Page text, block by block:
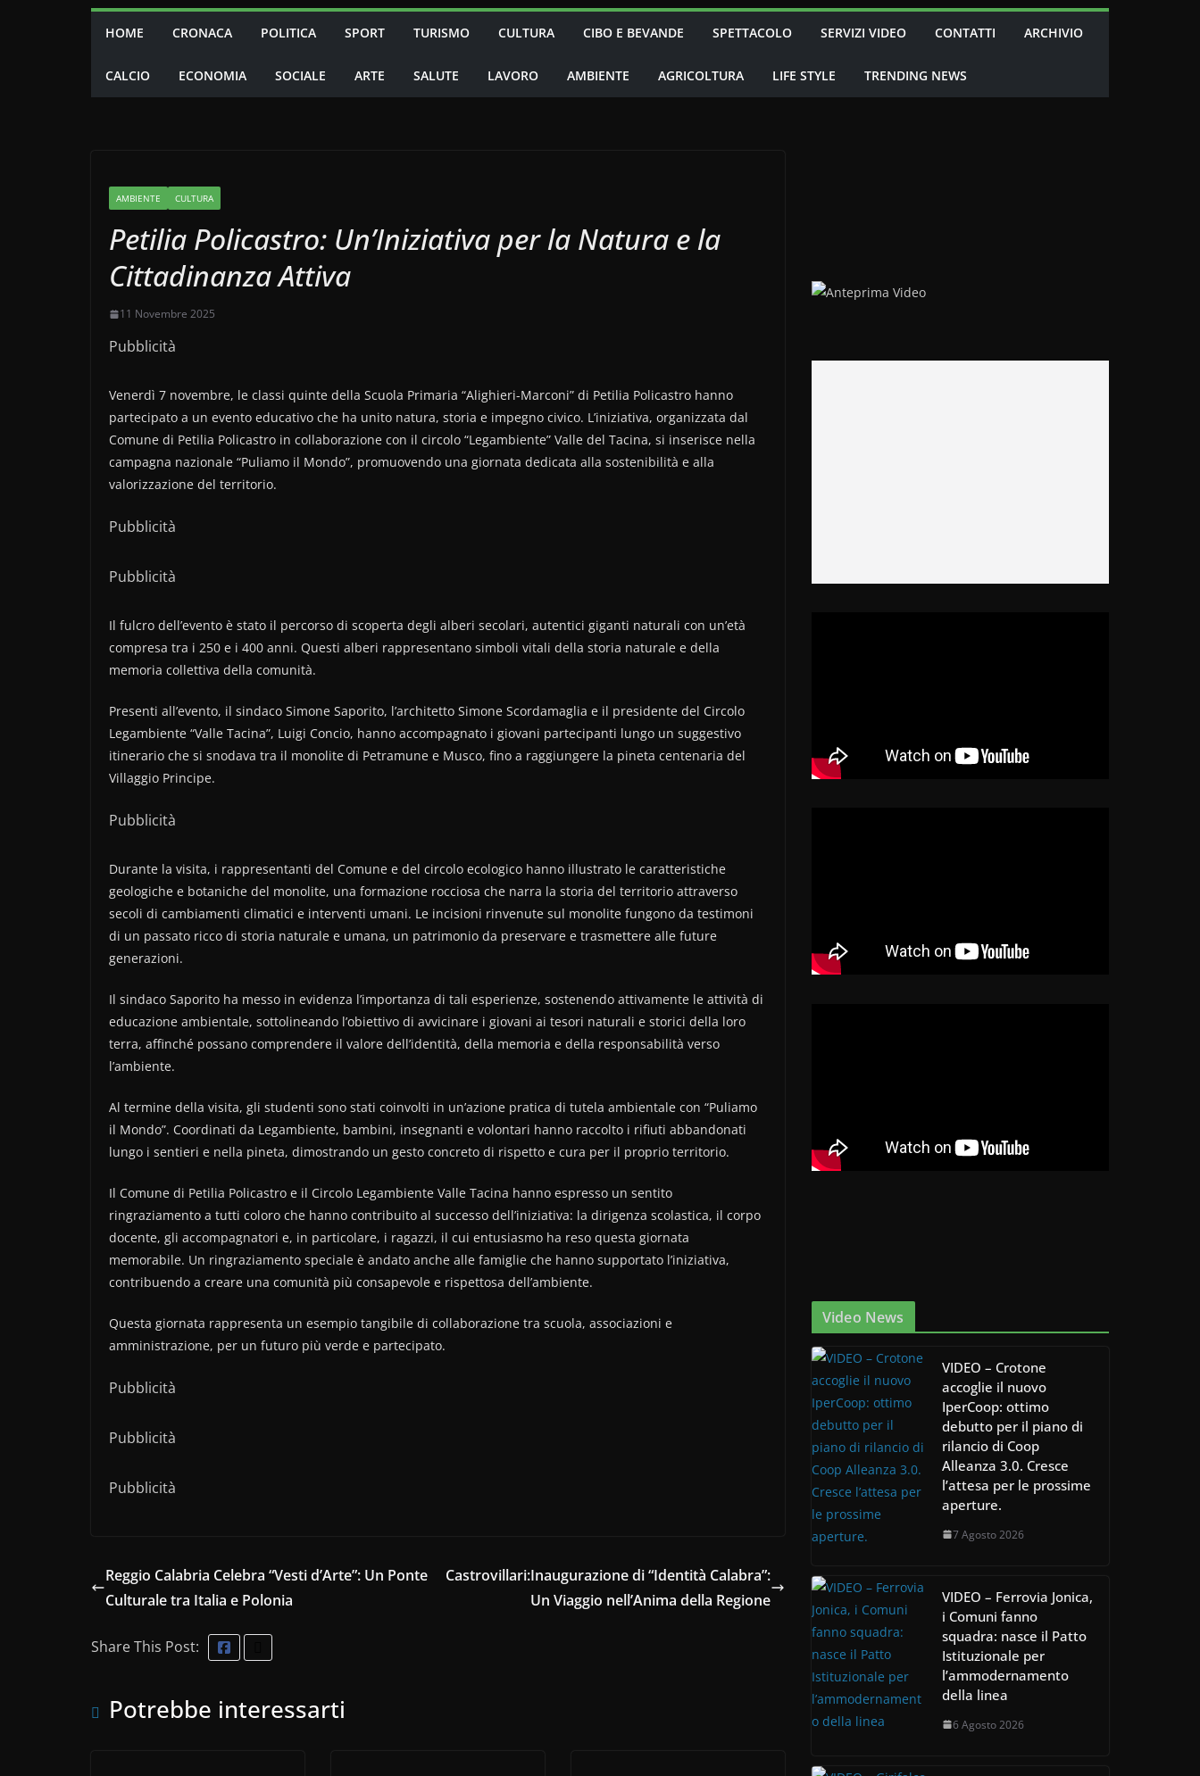
HOME CRONACA POLITICA SPORT TURISMO CULTURA CIBO E BEVANDE SPETTACOLO SERVIZI VIDEO CONTATTI ARCHIVIO
CALCIO ECONOMIA SOCIALE ARTE SALUTE LAVORO AMBIENTE AGRICOLTURA LIFE STYLE TRENDING NEWS
AMBIENTE CULTURA
Petilia Policastro: Un’Iniziativa per la Natura e la
Cittadinanza Attiva
11 Novembre 2025
Pubblicità
Venerdì 7 novembre, le classi quinte della Scuola Primaria “Alighieri-Marconi” di Petilia Policastro hanno
partecipato a un evento educativo che ha unito natura, storia e impegno civico. L’iniziativa, organizzata dal
Comune di Petilia Policastro in collaborazione con il circolo “Legambiente” Valle del Tacina, si inserisce nella
campagna nazionale “Puliamo il Mondo”, promuovendo una giornata dedicata alla sostenibilità e alla
valorizzazione del territorio.
Pubblicità
Pubblicità
Il fulcro dell’evento è stato il percorso di scoperta degli alberi secolari, autentici giganti naturali con un’età
compresa tra i 250 e i 400 anni. Questi alberi rappresentano simboli vitali della storia naturale e della
memoria collettiva della comunità.
Presenti all’evento, il sindaco Simone Saporito, l’architetto Simone Scordamaglia e il presidente del Circolo
Legambiente “Valle Tacina”, Luigi Concio, hanno accompagnato i giovani partecipanti lungo un suggestivo
itinerario che si snodava tra il monolite di Petramune e Musco, fino a raggiungere la pineta centenaria del
Villaggio Principe.
Pubblicità
Durante la visita, i rappresentanti del Comune e del circolo ecologico hanno illustrato le caratteristiche
geologiche e botaniche del monolite, una formazione rocciosa che narra la storia del territorio attraverso
secoli di cambiamenti climatici e interventi umani. Le incisioni rinvenute sul monolite fungono da testimoni
di un passato ricco di storia naturale e umana, un patrimonio da preservare e trasmettere alle future
generazioni.
Il sindaco Saporito ha messo in evidenza l’importanza di tali esperienze, sostenendo attivamente le attività di
educazione ambientale, sottolineando l’obiettivo di avvicinare i giovani ai tesori naturali e storici della loro
terra, affinché possano comprendere il valore dell’identità, della memoria e della responsabilità verso
l’ambiente.
Al termine della visita, gli studenti sono stati coinvolti in un’azione pratica di tutela ambientale con “Puliamo
il Mondo”. Coordinati da Legambiente, bambini, insegnanti e volontari hanno raccolto i rifiuti abbandonati
lungo i sentieri e nella pineta, dimostrando un gesto concreto di rispetto e cura per il proprio territorio.
Il Comune di Petilia Policastro e il Circolo Legambiente Valle Tacina hanno espresso un sentito
ringraziamento a tutti coloro che hanno contribuito al successo dell’iniziativa: la dirigenza scolastica, il corpo
docente, gli accompagnatori e, in particolare, i ragazzi, il cui entusiasmo ha reso questa giornata
memorabile. Un ringraziamento speciale è andato anche alle famiglie che hanno supportato l’iniziativa,
contribuendo a creare una comunità più consapevole e rispettosa dell’ambiente.
Questa giornata rappresenta un esempio tangibile di collaborazione tra scuola, associazioni e
amministrazione, per un futuro più verde e partecipato.
Pubblicità
Pubblicità
Pubblicità
Reggio Calabria Celebra “Vesti d’Arte”: Un Ponte
Culturale tra Italia e Polonia
Castrovillari:Inaugurazione di “Identità Calabra”:
Un Viaggio nell’Anima della Regione
Share This Post:
Potrebbe interessarti
Video News
VIDEO – Crotone
accoglie il nuovo
IperCoop: ottimo
debutto per il piano di
rilancio di Coop
Alleanza 3.0. Cresce
l’attesa per le prossime
aperture.
7 Agosto 2026
VIDEO – Ferrovia Jonica,
i Comuni fanno
squadra: nasce il Patto
Istituzionale per
l’ammodernamento
della linea
6 Agosto 2026